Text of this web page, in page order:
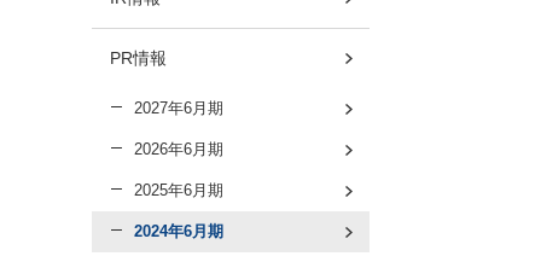
PR情報
2027年6月期
2026年6月期
2025年6月期
2024年6月期